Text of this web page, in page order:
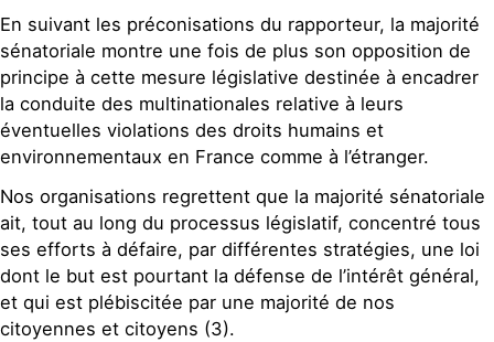
En suivant les préconisations du rapporteur, la majorité
sénatoriale montre une fois de plus son opposition de
principe à cette mesure législative destinée à encadrer
la conduite des multinationales relative à leurs
éventuelles violations des droits humains et
environnementaux en France comme à l’étranger.
Nos organisations regrettent que la majorité sénatoriale
ait, tout au long du processus législatif, concentré tous
ses efforts à défaire, par différentes stratégies, une loi
dont le but est pourtant la défense de l’intérêt général,
et qui est plébiscitée par une majorité de nos
citoyennes et citoyens (3).